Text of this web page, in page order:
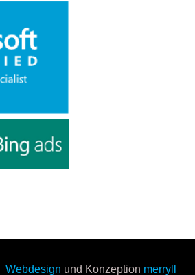
Webdesign und Konzeption merryll